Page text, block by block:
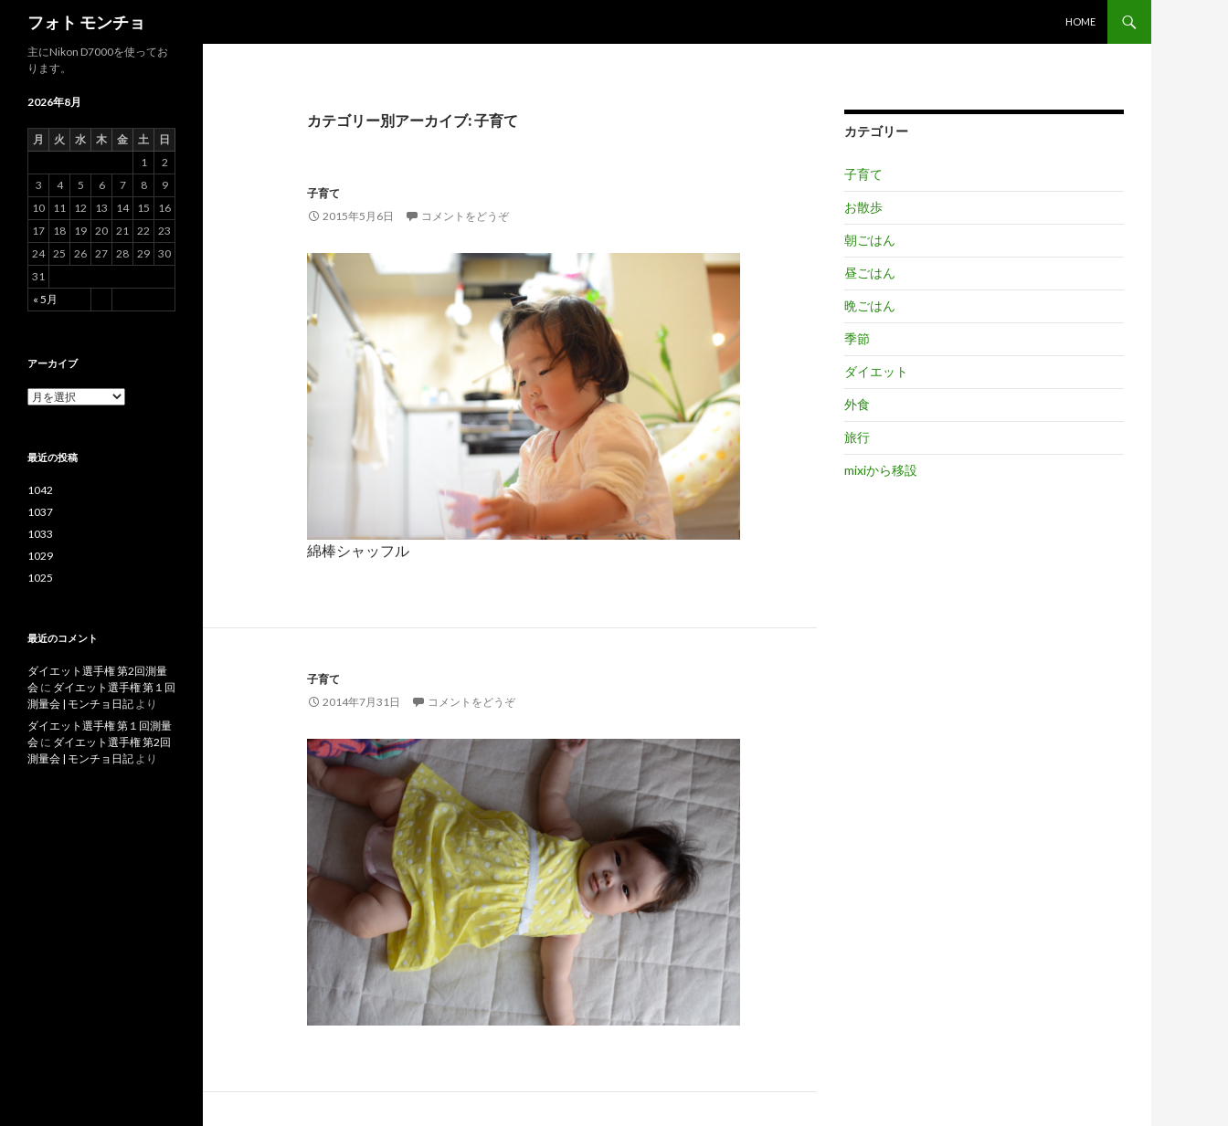
フォト モンチョ
HOME
カテゴリー別アーカイブ: 子育て
子育て
2015年5月6日
コメントをどうぞ
綿棒シャッフル
子育て
2014年7月31日
コメントをどうぞ
カテゴリー
子育て
お散歩
朝ごはん
昼ごはん
晩ごはん
季節
ダイエット
外食
旅行
mixiから移設
主にNikon D7000を使ってお
ります。
2026年8月
月 火 水 木 金 土 日
« 5月
1
2
3
4 5 6 7 8
9
10
11 12 13 14 15
16
17
18 19 20 21 22
23
24 25 26 27 28 29 30
31
アーカイブ
ア
ブ
最近の投稿
1042
1037
1033
1029
1025
最近のコメント
ダイエット選手権 第2回測量
会 に ダイエット選手権 第１回
測量会 | モンチョ日記 より
ダイエット選手権 第１回測量
会 に ダイエット選手権 第2回
測量会 | モンチョ日記 より